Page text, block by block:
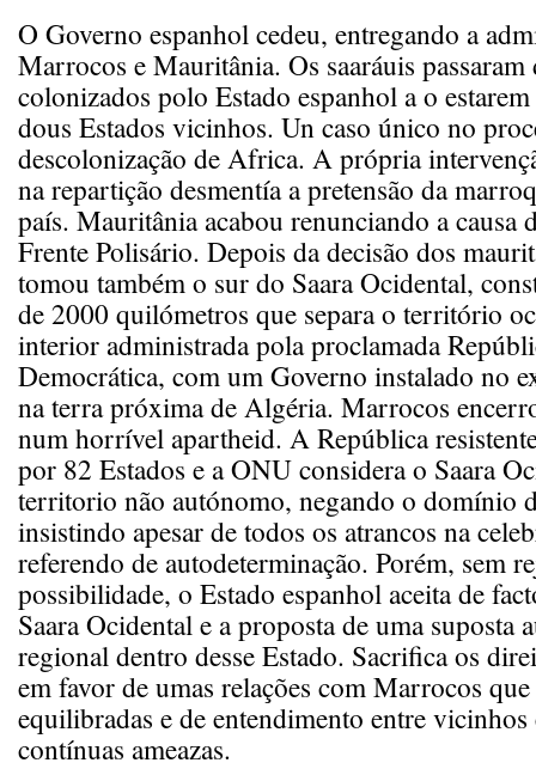
O Governo espanhol cedeu, entregando a
Marrocos e Mauritânia. Os saaráuis passaram
colonizados polo Estado espanhol a o
dous Estados vicinhos. Un caso único no
descolonização de Africa. A própria
na repartição desmentía a pretensão da
país. Mauritânia acabou renunciando a causa
Frente Polisário. Depois da decisão dos
tomou também o sur do Saara Ocidental,
de 2000 quilómetros que separa o território
interior administrada pola proclamada
Democrática, com um Governo instalado no
na terra próxima de Algéria. Marrocos
num horrível apartheid. A República
por 82 Estados e a ONU considera o Saara
territorio não autónomo, negando o domínio
insistindo apesar de todos os atrancos na
referendo de autodeterminação. Porém, sem
possibilidade, o Estado espanhol aceita de
Saara Ocidental e a proposta de uma suposta
regional dentro desse Estado. Sacrifica os
em favor de umas relações com Marrocos
equilibradas e de entendimento entre vicinhos
contínuas ameazas.